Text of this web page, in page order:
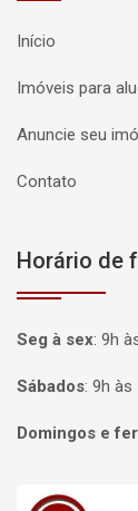
Início
Imóveis para
Anuncie seu
Contato
Horário de
Seg à sex: 9h
Sábados: 9h às
Domingos e
Página inicial